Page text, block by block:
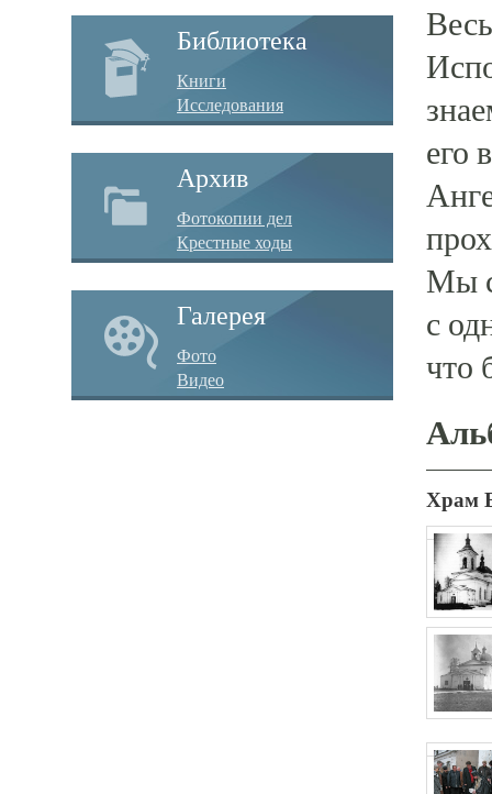
Библиотека
Книги
Исследования
Архив
Фотокопии дел
Крестные ходы
Галерея
Фото
Видео
его
Мы
с
что
Храм